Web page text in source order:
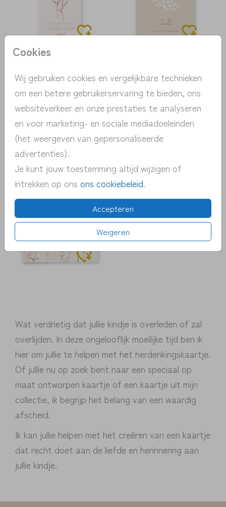
Cookies
Wij gebruiken cookies en vergelijkbare technieken
om een betere gebruikerservaring te bieden, ons
websiteverkeer en onze prestaties te analyseren
en voor marketing- en sociale mediadoeleinden
(het weergeven van gepersonaliseerde
advertenties).
Je kunt jouw toestemming altijd wijzigen of
intrekken op ons ons cookiebeleid.
Accepteren
Weigeren
Wat verdrietig dat jullie kindje is overleden of zal
overlijden. In deze ongelooflijk moeilijke tijd ben ik
hier om jullie te helpen met het herdenkingskaartje.
Of jullie nu op zoek bent naar een speciaal op
maat ontworpen kaartje of een kaartje uit mijn
collectie, ik begrijp het belang van een waardig
afscheid.
Ik kan jullie helpen met het creëren van een kaartje
dat recht doet aan de liefde en herinnering aan
jullie kindje.